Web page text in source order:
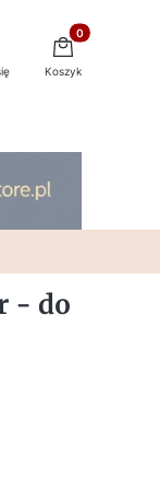
Produkty w
Koszyk
- do